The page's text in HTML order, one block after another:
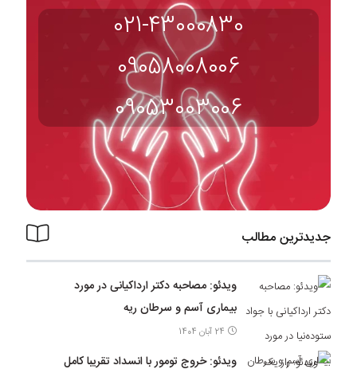
021-43000830
09058008006
09053003006
جدیدترین مطالب
ویدئو: مصاحبه دکتر ارداکیانی در مورد
بیماری آسم و سرطان ریه
24 آبان 1404
ویدئو: خروج تومور با انسداد تقریبا کامل